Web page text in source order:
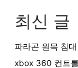
최신 글
파라곤 원목 침
xbox 360 컨트